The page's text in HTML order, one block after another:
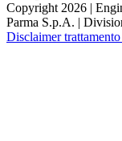
Copyright 2026 |
Parma S.p.A. |
Disclaimer